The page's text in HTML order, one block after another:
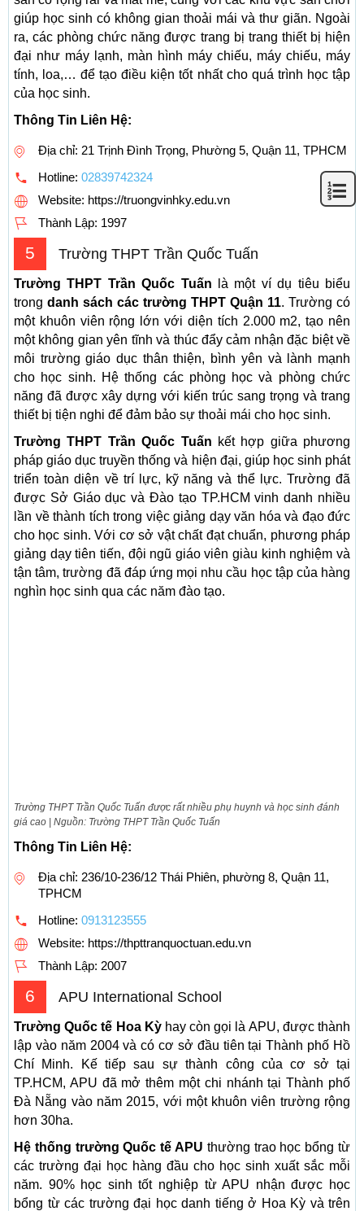
giúp học sinh có không gian thoải mái và thư giãn. Ngoài
ra, các phòng chức năng được trang bị trang thiết bị hiện
đại như máy lạnh, màn hình máy chiếu, máy chiếu, máy
tính, loa,… để tạo điều kiện tốt nhất cho quá trình học tập
của học sinh.
Thông Tin Liên Hệ:
Địa chỉ: 21 Trịnh Đình Trọng, Phường 5, Quận 11, TPHCM
Hotline: 02839742324
Website: https://truongvinhky.edu.vn
Thành Lập: 1997
5 Trường THPT Trần Quốc Tuấn
Trường THPT Trần Quốc Tuấn là một ví dụ tiêu biểu
trong danh sách các trường THPT Quận 11. Trường có
một khuôn viên rộng lớn với diện tích 2.000 m2, tạo nên
một không gian yên tĩnh và thúc đẩy cảm nhận đặc biệt về
môi trường giáo dục thân thiện, bình yên và lành mạnh
cho học sinh. Hệ thống các phòng học và phòng chức
năng đã được xây dựng với kiến trúc sang trọng và trang
thiết bị tiện nghi để đảm bảo sự thoải mái cho học sinh.
Trường THPT Trần Quốc Tuấn kết hợp giữa phương
pháp giáo dục truyền thống và hiện đại, giúp học sinh phát
triển toàn diện về trí lực, kỹ năng và thể lực. Trường đã
được Sở Giáo dục và Đào tạo TP.HCM vinh danh nhiều
lần về thành tích trong việc giảng dạy văn hóa và đạo đức
cho học sinh. Với cơ sở vật chất đạt chuẩn, phương pháp
giảng dạy tiên tiến, đội ngũ giáo viên giàu kinh nghiệm và
tận tâm, trường đã đáp ứng mọi nhu cầu học tập của hàng
nghìn học sinh qua các năm đào tạo.
Trường THPT Trần Quốc Tuấn được rất nhiều phụ huynh và học sinh đánh
giá cao | Nguồn: Trường THPT Trần Quốc Tuấn
Thông Tin Liên Hệ:
Địa chỉ: 236/10-236/12 Thái Phiên, phường 8, Quận 11,
TPHCM
Hotline: 0913123555
Website: https://thpttranquoctuan.edu.vn
Thành Lập: 2007
6 APU International School
Trường Quốc tế Hoa Kỳhay còn gọi là APU, được thành
lập vào năm 2004 và có cơ sở đầu tiên tại Thành phố Hồ
Chí Minh. Kế tiếp sau sự thành công của cơ sở tại
TP.HCM, APU đã mở thêm một chi nhánh tại Thành phố
Đà Nẵng vào năm 2015, với một khuôn viên trường rộng
hơn 30ha.
Hệ thống trường Quốc tế APU thường trao học bổng từ
các trường đại học hàng đầu cho học sinh xuất sắc mỗi
năm. 90% học sinh tốt nghiệp từ APU nhận được học
bổng từ các trường đại học danh tiếng ở Hoa Kỳ và trên